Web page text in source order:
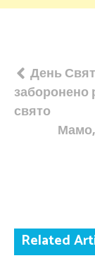
День
заборонено
свято
Related